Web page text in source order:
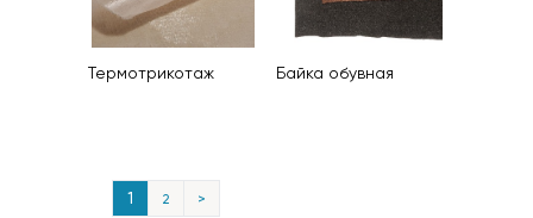
Термотрикотаж Байка обувная
1 2 >